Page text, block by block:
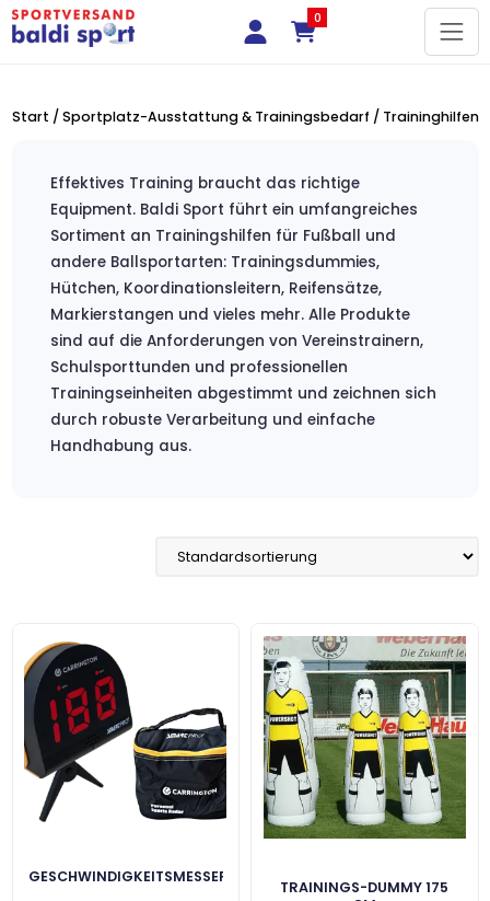
0
Start /Sportplatz-Ausstattung & Trainingsbedarf / Traininghilfen
Effektives Training braucht das richtige
Equipment. Baldi Sport führt ein umfangreiches
Sortiment an Trainingshilfen für Fußball und
andere Ballsportarten: Trainingsdummies,
Hütchen, Koordinationsleitern, Reifensätze,
Markierstangen und vieles mehr. Alle Produkte
sind auf die Anforderungen von Vereinstrainern,
Schulsporttunden und professionellen
Trainingseinheiten abgestimmt und zeichnen sich
durch robuste Verarbeitung und einfache
Handhabung aus.
GESCHWINDIGKEITSMESSER
TRAININGS-DUMMY 175